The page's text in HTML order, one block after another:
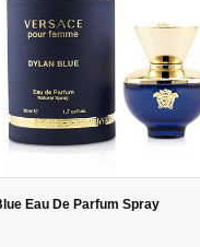
Eau De Parfum Spray